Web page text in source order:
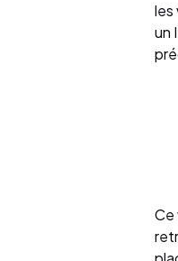
les
un
Ce